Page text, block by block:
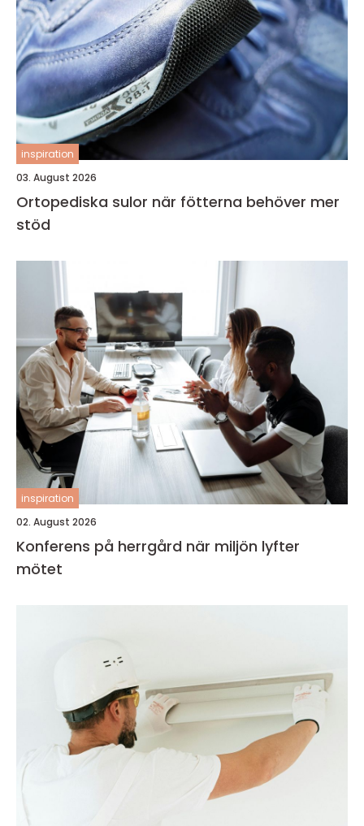
inspiration
03. August 2026
Ortopediska sulor när fötterna behöver mer
stöd
inspiration
02. August 2026
Konferens på herrgård när miljön lyfter
mötet